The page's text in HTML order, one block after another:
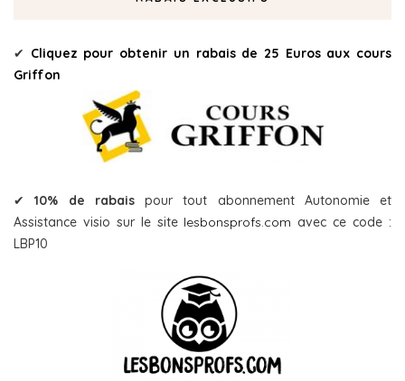
✔ Cliquez pour obtenir un rabais de 25 Euros aux cours
Griffon
✔10% de rabaispour tout abonnement Autonomie et
Assistance visio sur le site lesbonsprofs.com avec ce code :
LBP10